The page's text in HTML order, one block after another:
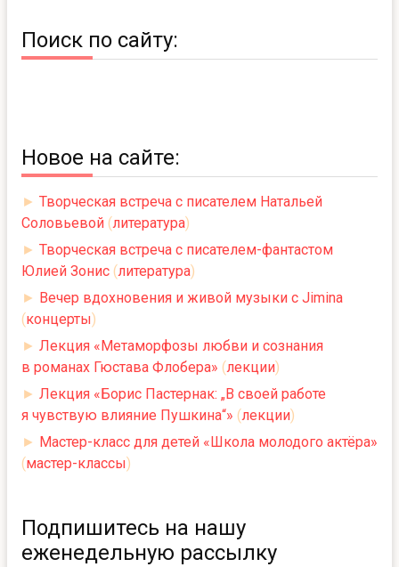
Поиск по сайту:
Новое на сайте:
► Творческая встреча с писателем Натальей
Соловьевой (литература)
► Творческая встреча с писателем-фантастом
Юлией Зонис (литература)
► Вечер вдохновения и живой музыки с Jimina
(концерты)
► Лекция «Метаморфозы любви и сознания
в романах Гюстава Флобера» (лекции)
► Лекция «Борис Пастернак: „В своей работе
я чувствую влияние Пушкина“» (лекции)
► Мастер-класс для детей «Школа молодого актёра»
(мастер-классы)
Подпишитесь на нашу
еженедельную рассылку